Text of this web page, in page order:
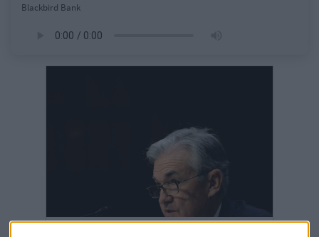
Blackbird Bank